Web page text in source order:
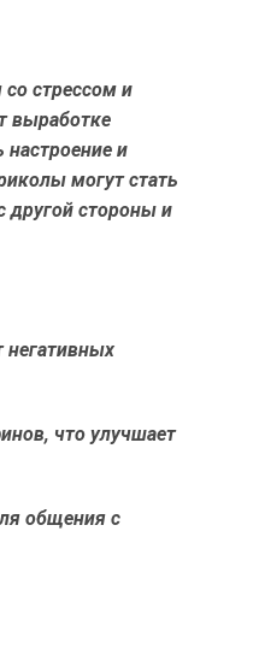
стрессом и
выработке
и
могут стать
другой стороны и
негативных
что улучшает
общения с